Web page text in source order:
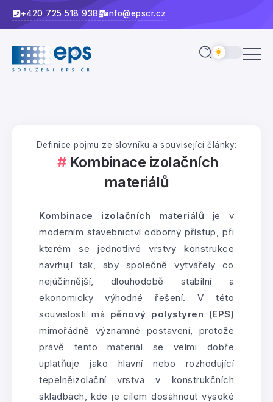
+420 725 518 938 info@epscr.cz
Definice pojmu ze slovníku a související články:
Kombinace izolačních
materiálů
Kombinace izolačních materiálů je v
moderním stavebnictví odborný přístup, při
kterém se jednotlivé vrstvy konstrukce
navrhují tak, aby společně vytvářely co
nejúčinnější, dlouhodobě stabilní a
ekonomicky výhodné řešení. V této
souvislosti má pěnový polystyren (EPS)
mimořádně významné postavení, protože
právě tento materiál se velmi dobře
uplatňuje jako hlavní nebo rozhodující
tepelněizolační vrstva v konstrukčních
skladbách, kde je cílem dosáhnout vysoké